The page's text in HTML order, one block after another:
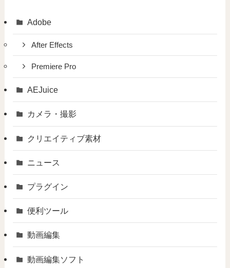
Adobe
After Effects
Premiere Pro
AEJuice
カメラ・撮影
クリエイティブ素材
ニュース
プラグイン
便利ツール
動画編集
動画編集ソフト